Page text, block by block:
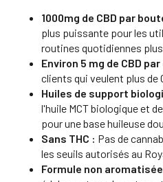
1000mg de CBD par
plus puissante pour les
routines quotidiennes
Environ 5 mg de CBD
clients qui veulent plus de
Huiles de support
l'huile MCT biologique et
pour une base huileuse
Sans THC : Pas de
les seuils autorisés au
Formule non